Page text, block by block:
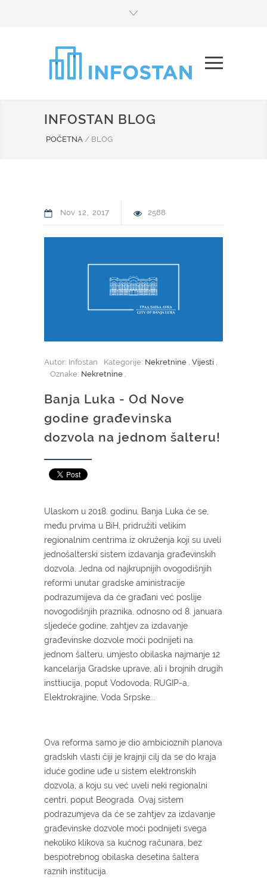
INFOSTAN BLOG
POČETNA / BLOG
Nov 12 2017 2588
Autor: Infostan Kategorije: Nekretnine , Vijesti ,
Oznake: Nekretnine ,
Banja Luka - Od Nove
godine građevinska
dozvola na jednom šalteru!
Ulaskom u 2018. godinu, Banja Luka će se,
među prvima u BiH, pridružiti velikim
regionalnim centrima iz okruženja koji su uveli
jednošalterski sistem izdavanja građevinskih
dozvola. Jedna od najkrupnijih ovogodišnjih
reformi unutar gradske aministracije
podrazumijeva da će građani već poslije
novogodišnjih praznika, odnosno od 8. januara
sljedeće godine, zahtjev za izdavanje
građevinske dozvole moći podnijeti na
jednom šalteru, umjesto obilaska najmanje 12
kancelarija Gradske uprave, ali i brojnih drugih
insttiucija, poput Vodovoda, RUGIP-a,
Elektrokrajine, Voda Srpske...
Ova reforma samo je dio ambicioznih planova
gradskih vlasti čiji je krajnji cilj da se do kraja
iduće godine uđe u sistem elektronskih
dozvola, a koju su već uveli neki regionalni
centri, poput Beograda. Ovaj sistem
podrazumjeva da će se zahtjev za izdavanje
građevinske dozvole moći podnijeti svega
nekoliko klikova sa kućnog računara, bez
bespotrebnog obilaska desetina šaltera
raznih institucija.